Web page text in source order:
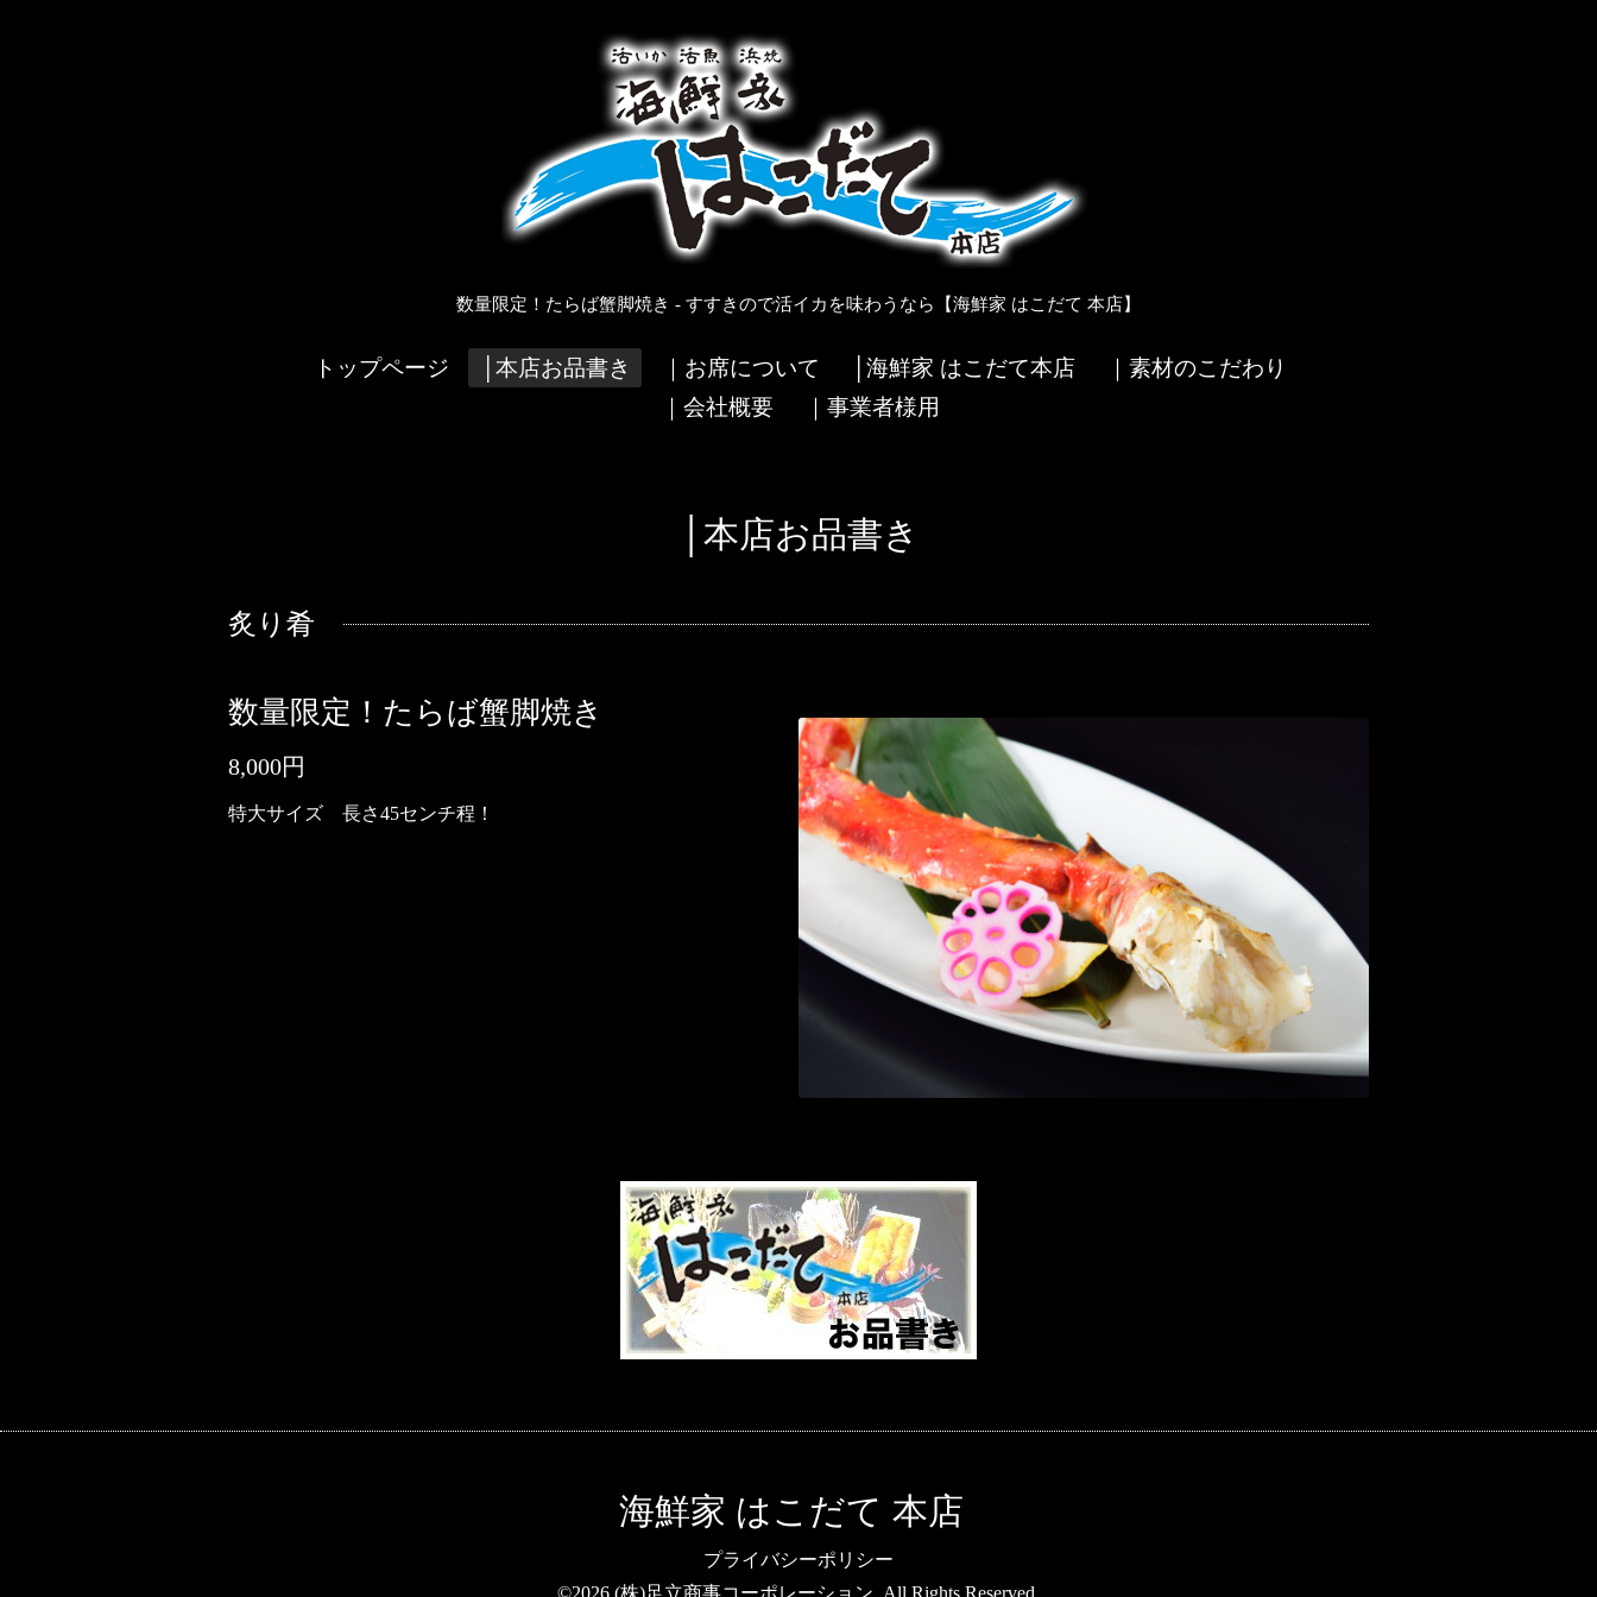
数量限定！たらば蟹脚焼き - すすきので活イカを味わうなら【海鮮家 はこだて 本店】
トップページ │本店お品書き ｜お席について │海鮮家 はこだて本店
｜素材のこだわり
｜会社概要
｜事業者様用
│本店お品書き
炙り肴
数量限定！たらば蟹脚焼き
8,000円
特大サイズ 長さ45センチ程！
海鮮家 はこだて 本店
プライバシーポリシー
©2026 (株)足立商事コーポレーション . All Rights Reserved.